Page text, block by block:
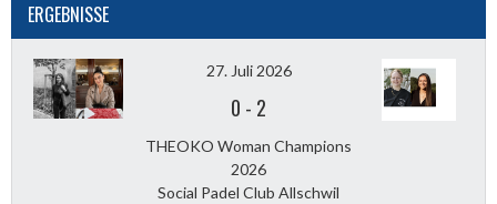
ERGEBNISSE
27. Juli 2026
0 - 2
THEOKO Woman Champions
2026
Social Padel Club Allschwil